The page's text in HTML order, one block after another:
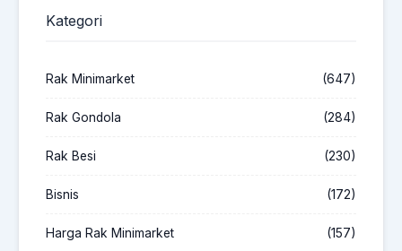
Kategori
Rak Minimarket (647)
Rak Gondola (284)
Rak Besi (230)
Bisnis (172)
Harga Rak Minimarket (157)